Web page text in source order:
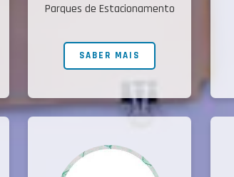
Parques de Estacionamento
SABER MAIS